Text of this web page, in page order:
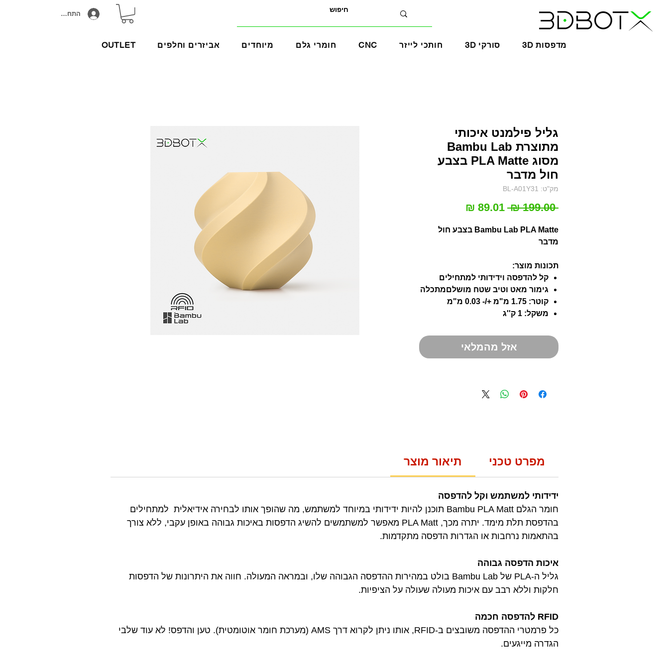
התחבר/הירשם
OUTLET אביזרים וחלפים מיוחדים חומרי גלם CNC חותכי לייזר 3D סורקי 3D מדפסות
גליל פילמנט איכותי
מתוצרת Bambu Lab
מסוג PLA Matte בצבע
חול מדבר
מק"ט: BL-A01Y31
‏199.00 ‏₪
מחיר
Bambu Lab PLA Matte בצבע חול
מדבר
תכונות מוצר:
קל להדפסה וידידותי למתחילים
גימור מאט וטיב שטח מושלםמתכלה
קוטר: 1.75 מ"מ +/- 0.03 מ"מ
משקל: 1 ק''ג
אזל מהמלאי
תיאור מוצר מפרט טכני
ידידותי למשתמש וקל להדפסה
חומר הגלם Bambu PLA Matt תוכנן להיות ידידותי במיוחד למשתמש, מה שהופך אותו לבחירה אידיאלית למתחילים
בהדפסת תלת מימד. יתרה מכך, PLA Matt מאפשר למשתמשים להשיג הדפסות באיכות גבוהה באופן עקבי, ללא צורך
בהתאמות נרחבות או הגדרות הדפסה מתקדמות.
איכות הדפסה גבוהה
גליל ה-PLA של Bambu Lab בולט במהירות ההדפסה הגבוהה שלו, ובמראה המעולה. חווה את היתרונות של הדפסות
חלקות וללא רבב עם איכות מעולה שעולה על הציפיות.
RFID להדפסה חכמה
כל פרמטרי ההדפסה משובצים ב-RFID, אותו ניתן לקרוא דרך AMS (מערכת חומר אוטומטית). טען והדפס! לא עוד שלבי
הגדרה מייגעים.